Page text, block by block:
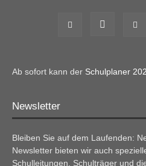
Ab sofort kann der Schulplaner
Newsletter
Bleiben Sie auf dem Laufenden:
Newsletter bieten wir auch
Schulleitungen, Schulträger und